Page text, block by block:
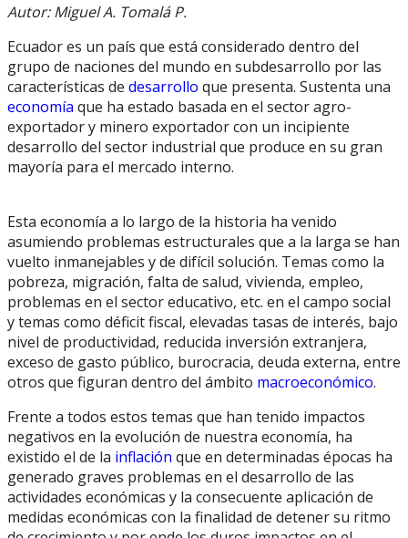
Autor: Miguel A. Tomalá P.
Ecuador es un país que está considerado dentro del
grupo de naciones del mundo en subdesarrollo por las
características de desarrollo que presenta. Sustenta una
economía que ha estado basada en el sector agro-
exportador y minero exportador con un incipiente
desarrollo del sector industrial que produce en su gran
mayoría para el mercado interno.
Esta economía a lo largo de la historia ha venido
asumiendo problemas estructurales que a la larga se han
vuelto inmanejables y de difícil solución. Temas como la
pobreza, migración, falta de salud, vivienda, empleo,
problemas en el sector educativo, etc. en el campo social
y temas como déficit fiscal, elevadas tasas de interés, bajo
nivel de productividad, reducida inversión extranjera,
exceso de gasto público, burocracia, deuda externa, entre
otros que figuran dentro del ámbito macroeconómico.
Frente a todos estos temas que han tenido impactos
negativos en la evolución de nuestra economía, ha
existido el de la inflación que en determinadas épocas ha
generado graves problemas en el desarrollo de las
actividades económicas y la consecuente aplicación de
medidas económicas con la finalidad de detener su ritmo